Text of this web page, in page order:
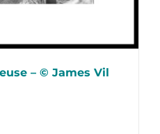
– © James Vil